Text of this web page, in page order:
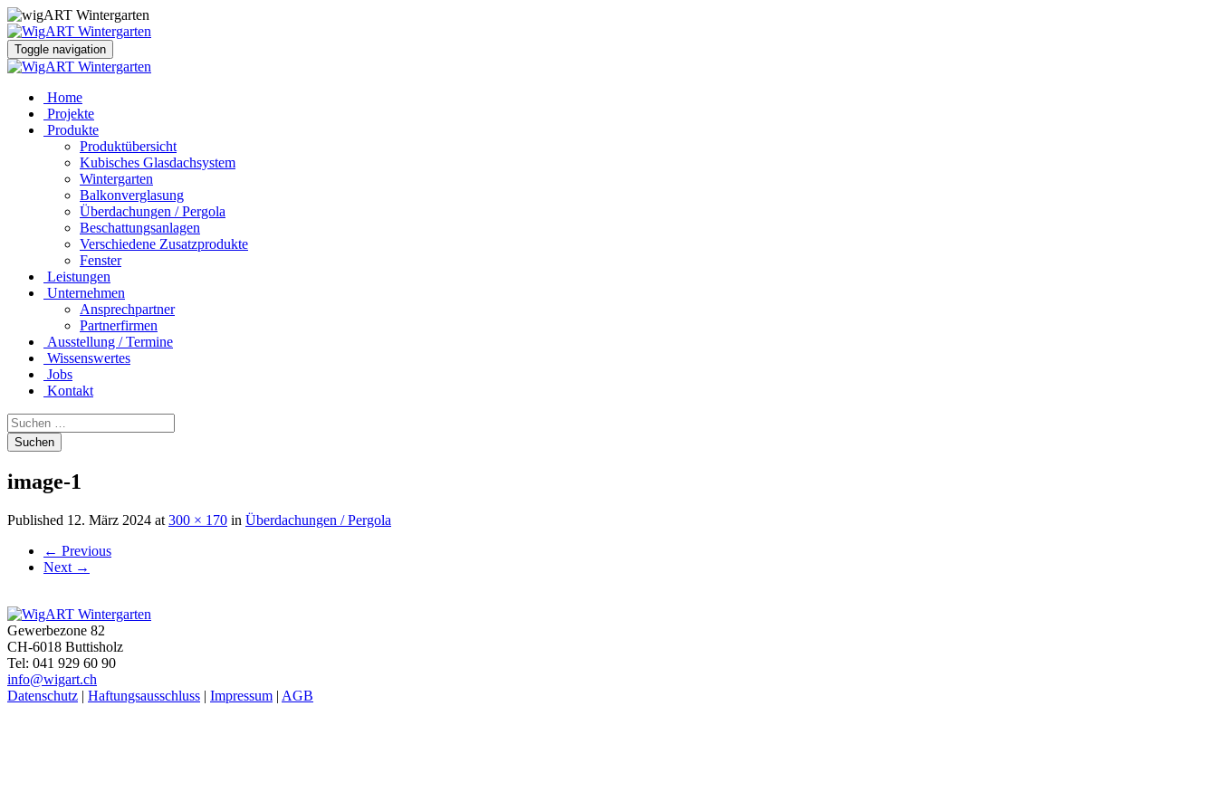
Toggle navigation
Home
Projekte
Produkte
Produktübersicht
Kubisches Glasdachsystem
Wintergarten
Balkonverglasung
Überdachungen / Pergola
Beschattungsanlagen
Verschiedene Zusatzprodukte
Fenster
Leistungen
Unternehmen
Ansprechpartner
Partnerfirmen
Ausstellung / Termine
Wissenswertes
Jobs
Kontakt
Suchen
nach:
image-1
Published 12. März 2024 at 300 × 170 in Überdachungen / Pergola
← Previous
Next →
Gewerbezone 82
CH-6018 Buttisholz
Tel: 041 929 60 90
info@wigart.ch
Datenschutz | Haftungsausschluss | Impressum | AGB